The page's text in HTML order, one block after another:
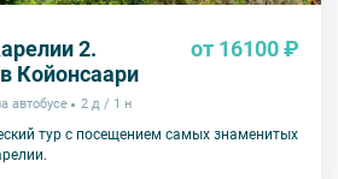
2.
Койонсаари
от 16100 ₽
автобусе 2 д / 1 н
тур с посещением самых знаменитых